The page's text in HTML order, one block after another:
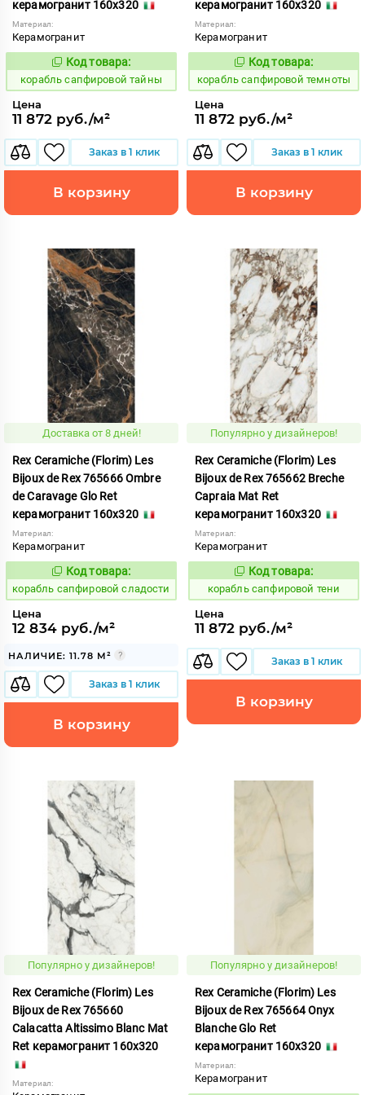
керамогранит 160x320
Материал:
Керамогранит
775851
Код товара:
корабль сапфировой тайны
Цена
11 872 руб./м²
Заказ в 1 клик
В корзину
керамогранит 160x320
Материал:
Керамогранит
775852
Код товара:
корабль сапфировой темноты
Цена
11 872 руб./м²
Заказ в 1 клик
В корзину
Доставка от 8 дней!
Rex Ceramiche (Florim) Les
Bijoux de Rex 765666 Ombre
de Caravage Glo Ret
керамогранит 160x320
Материал:
Керамогранит
775845
Код товара:
корабль сапфировой сладости
Цена
12 834 руб./м²
НАЛИЧИЕ: 11.78 М²
Заказ в 1 клик
В корзину
Популярно у дизайнеров!
Rex Ceramiche (Florim) Les
Bijoux de Rex 765662 Breche
Capraia Mat Ret
керамогранит 160x320
Материал:
Керамогранит
775853
Код товара:
корабль сапфировой тени
Цена
11 872 руб./м²
Заказ в 1 клик
В корзину
Популярно у дизайнеров!
Rex Ceramiche (Florim) Les
Bijoux de Rex 765660
Calacatta Altissimo Blanc Mat
Ret керамогранит 160x320
Материал:
Популярно у дизайнеров!
Rex Ceramiche (Florim) Les
Bijoux de Rex 765664 Onyx
Blanche Glo Ret
керамогранит 160x320
Материал:
Керамогранит